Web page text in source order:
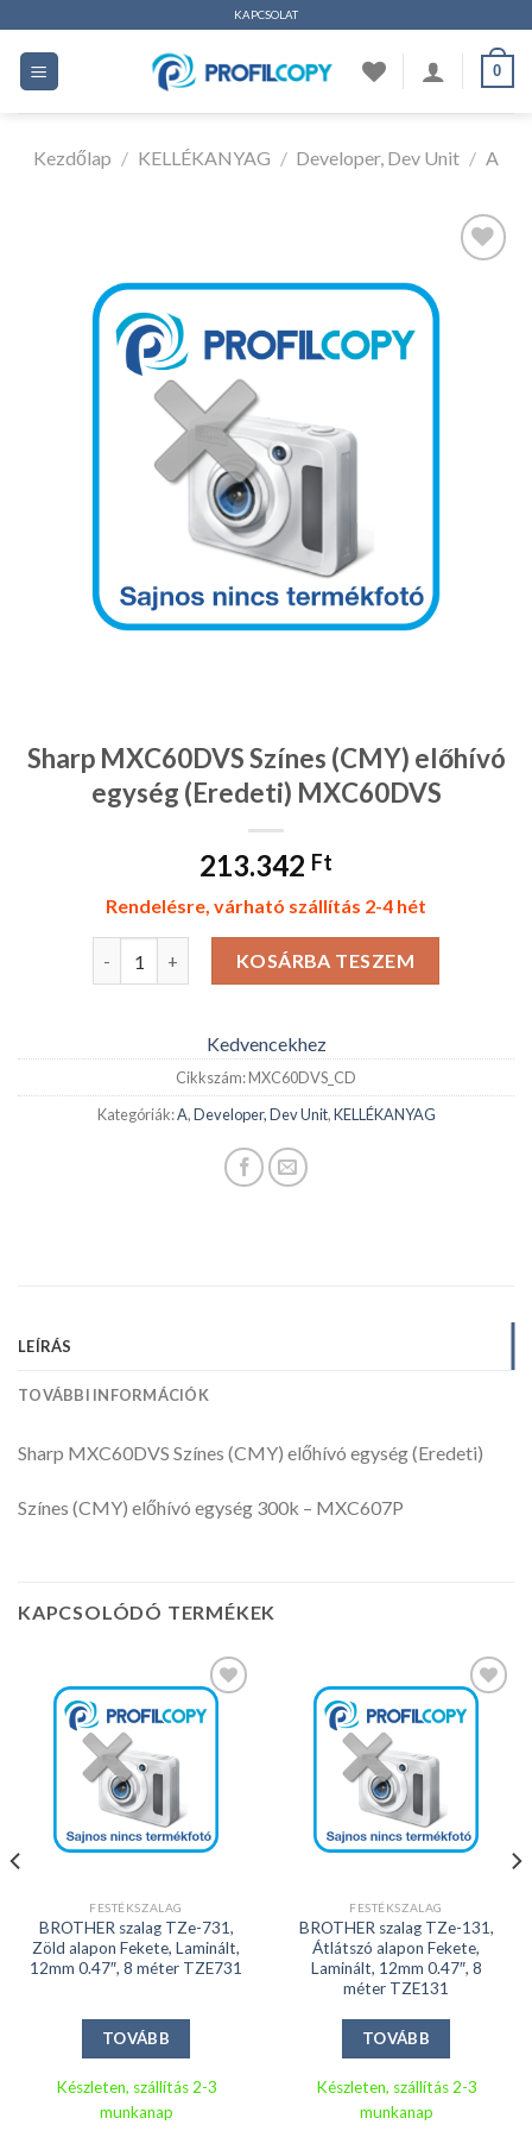
tartalomhoz
KAPCSOLAT
0
Kezdőlap / KELLÉKANYAG / Developer, Dev Unit / A
Kedvencekhez
Sharp MXC60DVS Színes (CMY) előhívó
egység (Eredeti) MXC60DVS
213.342 Ft
Rendelésre, várható szállítás 2-4 hét
Sharp MXC60DVS Színes (CMY) előhívó egység
KOSÁRBA TESZEM
Kedvencekhez
Cikkszám:MXC60DVS_CD
Kategóriák:A,Developer, Dev Unit,KELLÉKANYAG
LEÍRÁS
TOVÁBBI INFORMÁCIÓK
Sharp MXC60DVS Színes (CMY) előhívó egység (Eredeti)
Színes (CMY) előhívó egység 300k – MXC607P
KAPCSOLÓDÓ TERMÉKEK
Kedvencekhez
FESTÉKSZALAG
BROTHER szalag TZe-731,
Zöld alapon Fekete, Laminált,
12mm 0.47″, 8 méter TZE731
TOVÁBB
Készleten, szállítás 2-3
munkanap
Kedvencekhez
FESTÉKSZALAG
BROTHER szalag TZe-131,
Átlátszó alapon Fekete,
Laminált, 12mm 0.47″, 8
méter TZE131
TOVÁBB
Készleten, szállítás 2-3
munkanap